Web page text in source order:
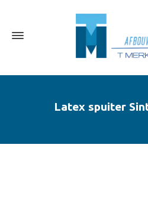
Latex spuiter